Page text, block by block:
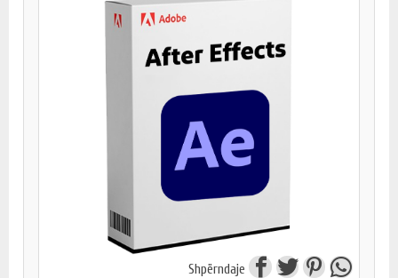
Shpërndaje